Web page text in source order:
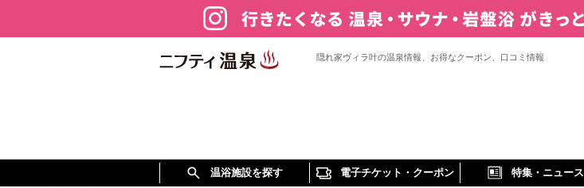
隠れ家ヴィラ叶の温泉情報、お得なクーポン、口コミ情報
温浴施設を探す 電子チケット・クーポン 特集・ニュース